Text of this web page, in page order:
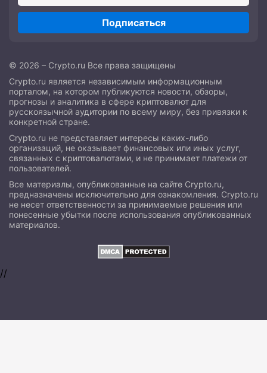
Подписаться
© 2026 – Crypto.ru Все права защищены
Crypto.ru является независимым информационным
порталом, на котором публикуются новости, обзоры,
прогнозы и аналитика в сфере криптовалют для
русскоязычной аудитории по всему миру, без привязки к
конкретной стране.
Crypto.ru не представляет интересы каких-либо
организаций, не оказывает финансовых или иных услуг,
связанных с криптовалютами, и не принимает платежи от
пользователей.
Все материалы, опубликованные на сайте Crypto.ru,
предназначены исключительно для ознакомления. Crypto.ru
не несет ответственности за принимаемые решения или
понесенные убытки после использования опубликованных
материалов.
//